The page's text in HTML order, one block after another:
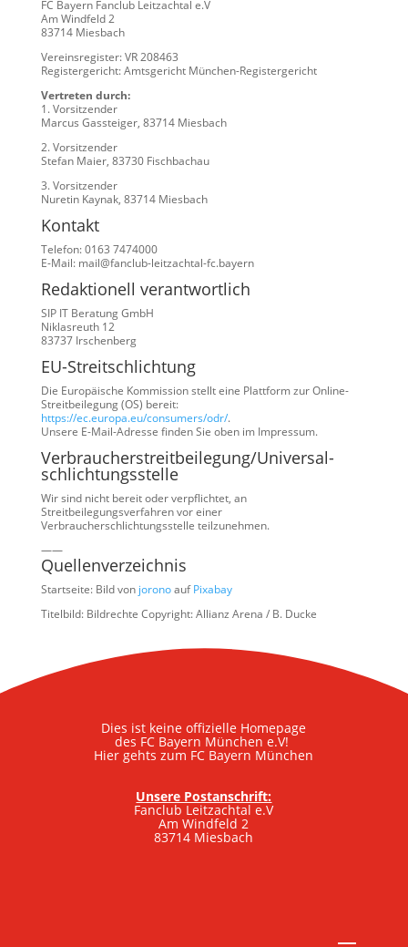
FC Bayern Fanclub Leitzachtal e.V
Am Windfeld 2
83714 Miesbach
Vereinsregister: VR 208463
Registergericht: Amtsgericht München-Registergericht
Vertreten durch:
1. Vorsitzender
Marcus Gassteiger, 83714 Miesbach
2. Vorsitzender
Stefan Maier, 83730 Fischbachau
3. Vorsitzender
Nuretin Kaynak, 83714 Miesbach
Kontakt
Telefon: 0163 7474000
E-Mail: mail@fanclub-leitzachtal-fc.bayern
Redaktionell verantwortlich
SIP IT Beratung GmbH
Niklasreuth 12
83737 Irschenberg
EU-Streitschlichtung
Die Europäische Kommission stellt eine Plattform zur Online-
Streitbeilegung (OS) bereit:
https://ec.europa.eu/consumers/odr/.
Unsere E-Mail-Adresse finden Sie oben im Impressum.
Verbraucher­streit­beilegung/Universal­
schlichtungs­stelle
Wir sind nicht bereit oder verpflichtet, an
Streitbeilegungsverfahren vor einer
Verbraucherschlichtungsstelle teilzunehmen.
——
Quellenverzeichnis
Startseite: Bild von joronoaufPixabay
Titelbild: Bildrechte Copyright: Allianz Arena / B. Ducke
Dies ist keine offizielle Homepage
des FC Bayern München e.V!
Hier gehts zum FC Bayern München
Unsere Postanschrift:
Fanclub Leitzachtal e.V
Am Windfeld 2
83714 Miesbach